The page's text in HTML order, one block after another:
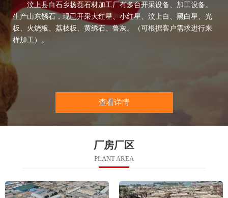
汶上县白石乡扬磊石材加工厂有多台开采设备、加工设备。
生产山东锈石，现已开采大红星、小红星、汶上白、黑白星、光
板、火烧板、荔枝板、黄绣石、鲁灰。（可根据客户需求进行来
样加工）。
查看详情
厂房厂区
PLANT AREA